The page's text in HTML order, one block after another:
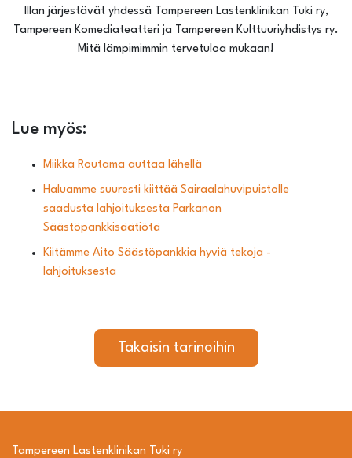
Illan järjestävät yhdessä Tampereen Lastenklinikan Tuki ry,
Tampereen Komediateatteri ja Tampereen Kulttuuriyhdistys ry.
Mitä lämpimimmin tervetuloa mukaan!
Lue myös:
Miikka Routama auttaa lähellä
Haluamme suuresti kiittää Sairaalahuvipuistolle
saadusta lahjoituksesta Parkanon
Säästöpankkisäätiötä
Kiitämme Aito Säästöpankkia hyviä tekoja -
lahjoituksesta
Takaisin tarinoihin
Tampereen Lastenklinikan Tuki ry